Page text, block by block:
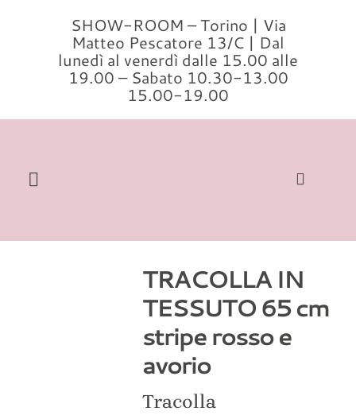
SHOW-ROOM – Torino | Via
Matteo Pescatore 13/C | Dal
lunedì al venerdì dalle 15.00 alle
19.00 – Sabato 10.30-13.00
15.00-19.00
Toggle
TRACOLLA IN
TESSUTO 65 cm
stripe rosso e
avorio
Tracolla